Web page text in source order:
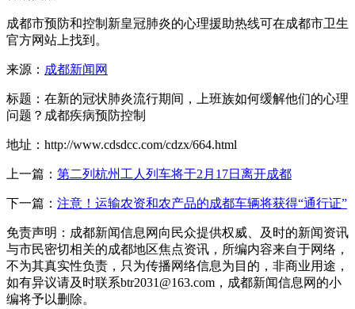
成都市预防和控制新皇冠肺炎的心理援助热线可在成都市卫生
官方网站上找到。
来源： 成都新闻网
标题：在新的冠状肺炎流行期间，上班族如何缓解他们的心理
问题？成都疾病预防控制
地址：http://www.cdsdcc.com/cdzx/664.html
上一篇： 第二列杭州工人列车将于2月17日离开成都
下一篇： 注意！运输农资和农产品的成都车辆将获得“通行证”
免责声明：成都新闻信息网向民众提供权威、及时的新闻资讯
与市民密切相关的成都地区焦点资讯，所编内容来自于网络，
不为其真实性负责，只为传播网络信息为目的，非商业用途，
如有异议请及时联系btr2031@163.com，成都新闻信息网的小
编将予以删除。